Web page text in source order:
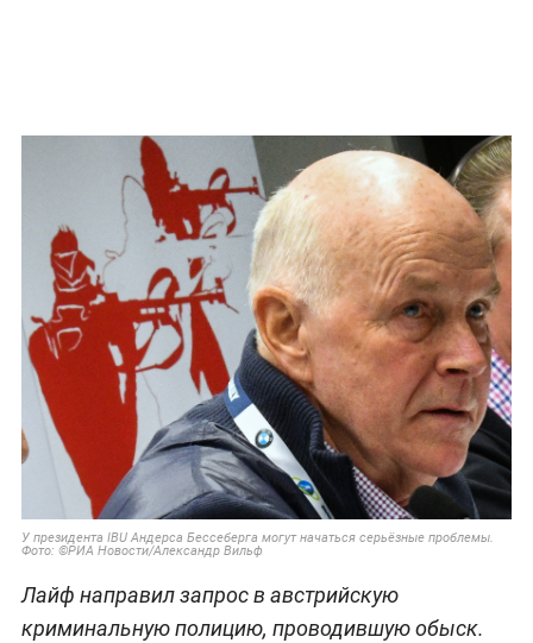
У президента IBU Андерса Бессеберга могут начаться серьёзные проблемы.
Фото: ©РИА Новости/Александр Вильф
Лайф направил запрос в австрийскую
криминальную полицию, проводившую обыск.